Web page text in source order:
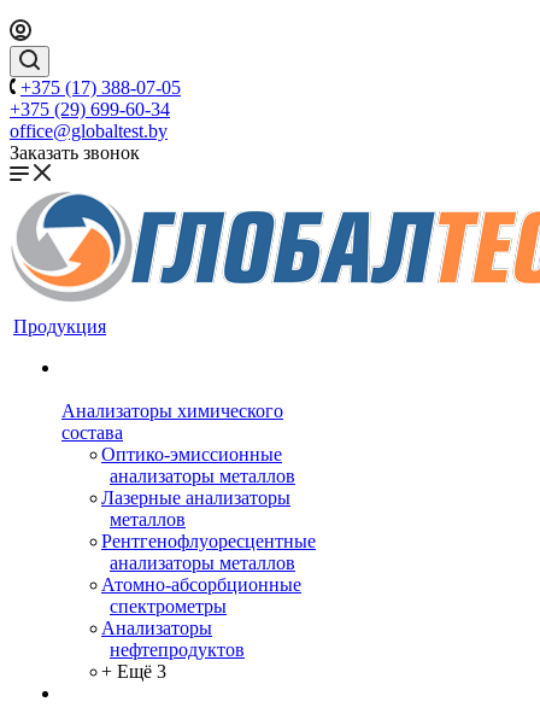
+375 (17) 388-07-05
+375 (29) 699-60-34
office@globaltest.by
Заказать звонок
Продукция
Анализаторы химического
состава
Оптико-эмиссионные
анализаторы металлов
Лазерные анализаторы
металлов
Рентгенофлуоресцентные
анализаторы металлов
Атомно-абсорбционные
спектрометры
Анализаторы
нефтепродуктов
+ Ещё 3